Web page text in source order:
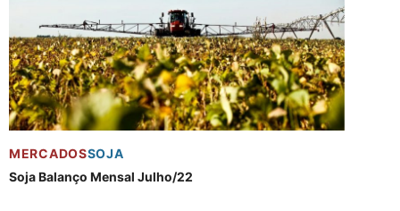
MERCADOSSOJA
Soja Balanço Mensal Julho/22